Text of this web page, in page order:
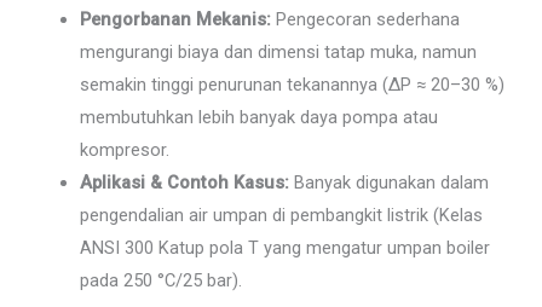
Pengorbanan Mekanis: Pengecoran sederhana
mengurangi biaya dan dimensi tatap muka, namun
semakin tinggi penurunan tekanannya (ΔP ≈ 20–30 %)
membutuhkan lebih banyak daya pompa atau
kompresor.
Aplikasi & Contoh Kasus: Banyak digunakan dalam
pengendalian air umpan di pembangkit listrik (Kelas
ANSI 300 Katup pola T yang mengatur umpan boiler
pada 250 °C/25 bar).